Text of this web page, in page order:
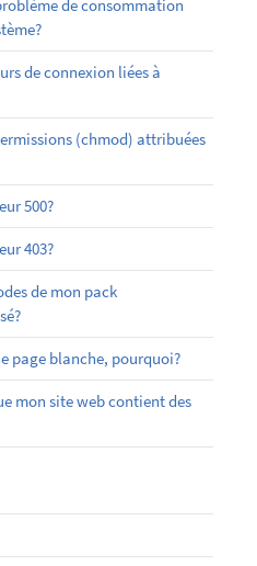
de consommation
de connexion liées à
(chmod) attribuées
500?
403?
de mon pack
page blanche, pourquoi?
mon site web contient des